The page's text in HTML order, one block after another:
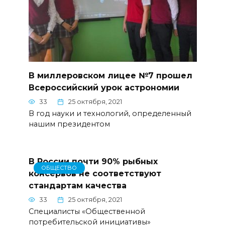
В миллеровском лицее №7 прошел
Всероссийский урок астрономии
33 25 октября, 2021
В год науки и технологий, определенный
нашим президентом
ОБЩЕСТВО
В России почти 90% рыбных
консервов не соответствуют
стандартам качества
33 25 октября, 2021
Специалисты «Общественной
потребительской инициативы»